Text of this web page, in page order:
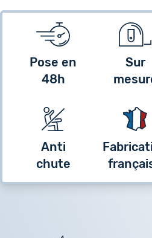
Pose en
48h
Sur
Anti
chute